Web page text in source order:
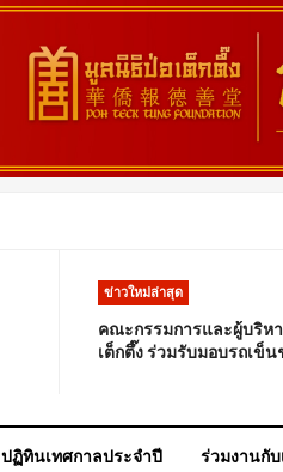
ข่าวใหม่ล่าสุด
คณะกรรมการและผู้บริห
เต็กตึ๊ง ร่วมรับมอบรถเข็น
ปฏิทินเทศกาลประจำปี ร่วมงานกับ